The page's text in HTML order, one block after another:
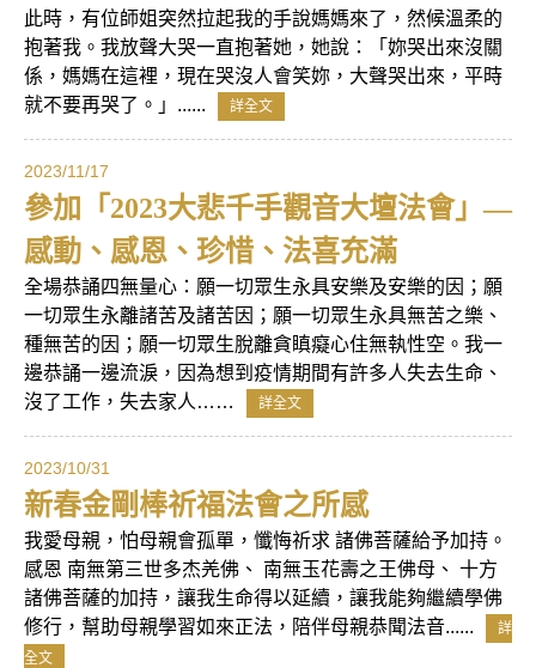
此時，有位師姐突然拉起我的手說媽媽來了，然候溫柔的
抱著我。我放聲大哭一直抱著她，她說：「妳哭出來沒關
係，媽媽在這裡，現在哭沒人會笑妳，大聲哭出來，平時
就不要再哭了。」......
詳全文
2023/11/17
參加「2023大悲千手觀音大壇法會」—
感動、感恩、珍惜、法喜充滿
全場恭誦四無量心：願一切眾生永具安樂及安樂的因；願
一切眾生永離諸苦及諸苦因；願一切眾生永具無苦之樂、
種無苦的因；願一切眾生脫離貪瞋癡心住無執性空。我一
邊恭誦一邊流淚，因為想到疫情期間有許多人失去生命、
沒了工作，失去家人……
詳全文
2023/10/31
新春金剛棒祈福法會之所感
我愛母親，怕母親會孤單，懺悔祈求 諸佛菩薩給予加持。
感恩 南無第三世多杰羌佛、 南無玉花壽之王佛母、 十方
諸佛菩薩的加持，讓我生命得以延續，讓我能夠繼續學佛
修行，幫助母親學習如來正法，陪伴母親恭聞法音......
詳
全文